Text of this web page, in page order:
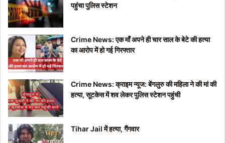
पहुंचा पुलिस स्टेशन
Crime News: एक माँ अपने ही चार साल के बेटे की हत्या
का आरोप में हो गई गिरफ्तार
Crime News: क्राइम न्यूज: बेंगलुरु की महिला ने की मां की
हत्या, सूटकेस में शव लेकर पुलिस स्टेशन पहुंची
Tihar Jail में हत्या, गैंगवार